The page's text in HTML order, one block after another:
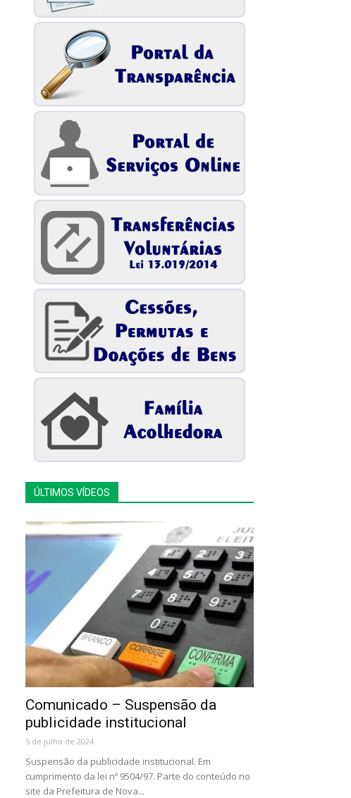
ÚLTIMOS VÍDEOS
Comunicado – Suspensão da
publicidade institucional
5 de julho de 2024
Suspensão da publicidade institucional. Em
cumprimento da lei nº 9504/97. Parte do conteúdo no
site da Prefeitura de Nova...